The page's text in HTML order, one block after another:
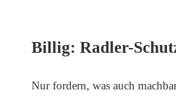
Billig: Radler-
Nur fordern, was auch